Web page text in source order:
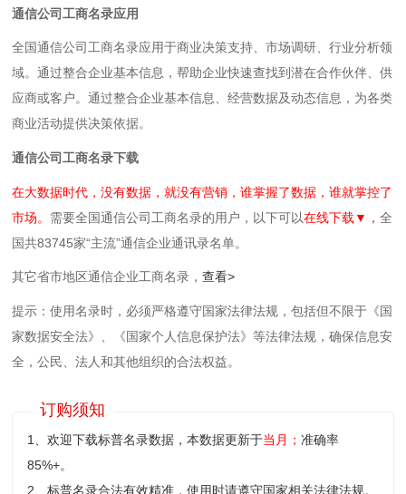
通信公司工商名录应用
全国通信公司工商名录应用于商业决策支持、市场调研、行业分析领
域。通过整合企业基本信息，帮助企业快速查找到潜在合作伙伴、供
应商或客户。通过整合企业基本信息、经营数据及动态信息，为各类
商业活动提供决策依据。
通信公司工商名录下载
在大数据时代，没有数据，就没有营销，谁掌握了数据，谁就掌控了
市场。 需要全国通信公司工商名录的用户，以下可以在线下载▼，全
国共83745家“主流”通信企业通讯录名单。
其它省市地区通信企业工商名录，查看>
提示：使用名录时，必须严格遵守国家法律法规，包括但不限于《国
家数据安全法》、《国家个人信息保护法》等‌法律法规，确保信息安
全，公民、法人和其他组织的合法权益。
订购须知
1、欢迎下载标普名录数据，本数据更新于当月；准确率
85%+。
2、标普名录合法有效精准，使用时请遵守国家相关法律法规。